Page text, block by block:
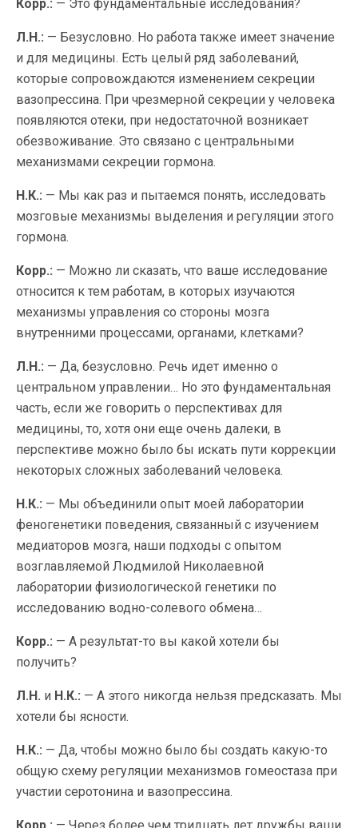
Корр.: — Это фундаментальные исследования?
Л.Н.: — Безусловно. Но работа также имеет значение
и для медицины. Есть целый ряд заболеваний,
которые сопровождаются изменением секреции
вазопрессина. При чрезмерной секреции у человека
появляются отеки, при недостаточной возникает
обезвоживание. Это связано с центральными
механизмами секреции гормона.
Н.К.: — Мы как раз и пытаемся понять, исследовать
мозговые механизмы выделения и регуляции этого
гормона.
Корр.: — Можно ли сказать, что ваше исследование
относится к тем работам, в которых изучаются
механизмы управления со стороны мозга
внутренними процессами, органами, клетками?
Л.Н.: — Да, безусловно. Речь идет именно о
центральном управлении… Но это фундаментальная
часть, если же говорить о перспективах для
медицины, то, хотя они еще очень далеки, в
перспективе можно было бы искать пути коррекции
некоторых сложных заболеваний человека.
Н.К.: — Мы объединили опыт моей лаборатории
феногенетики поведения, связанный с изучением
медиаторов мозга, наши подходы с опытом
возглавляемой Людмилой Николаевной
лаборатории физиологической генетики по
исследованию водно-солевого обмена…
Корр.: — А результат-то вы какой хотели бы
получить?
Л.Н. и Н.К.: — А этого никогда нельзя предсказать. Мы
хотели бы ясности.
Н.К.: — Да, чтобы можно было бы создать какую-то
общую схему регуляции механизмов гомеостаза при
участии серотонина и вазопрессина.